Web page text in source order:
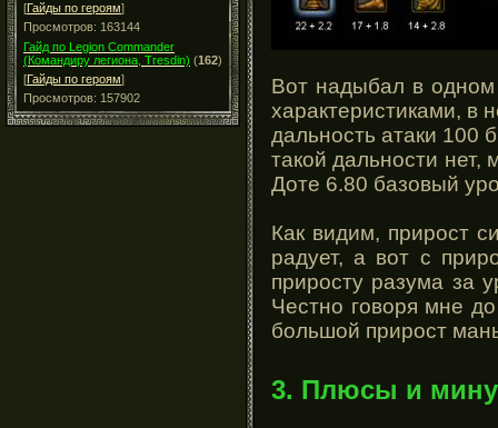
[Гайды по героям]
Просмотров: 163144
Гайд по Legion Commander
(Командиру легиона, Tresdin) (162)
[Гайды по героям]
Просмотров: 157902
Вот надыбал в
характеристиками, в
дальность атаки 100
такой дальности
Доте 6.80 базовый
Как видим, прирост
радует, а вот с
приросту разума за
Честно говоря мне
большой прирост
3. Плюсы и